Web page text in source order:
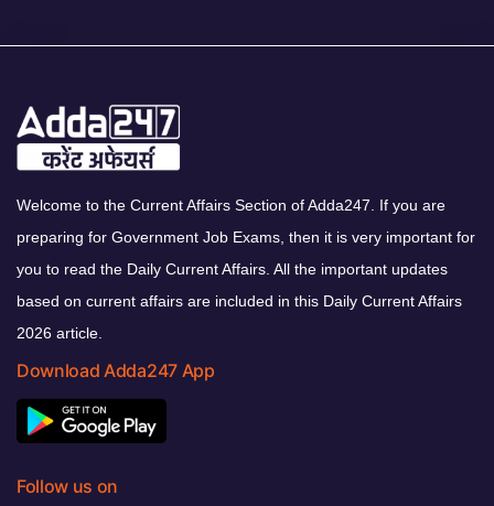
Welcome to the Current Affairs Section of Adda247. If you are
preparing for Government Job Exams, then it is very important for
you to read the Daily Current Affairs. All the important updates
based on current affairs are included in this Daily Current Affairs
2026 article.
Download Adda247 App
Follow us on